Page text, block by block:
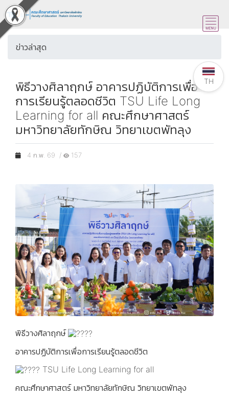
ข่าวล่าสุด
พิธีวางศิลาฤกษ์ อาคารปฏิบัติการเพื่อ
การเรียนรู้ตลอดชีวิต TSU Life Long
Learning for all คณะศึกษาศาสตร์
มหาวิทยาลัยทักษิณ วิทยาเขตพัทลุง
4 ก.พ. 69 / 157
พิธีวางศิลาฤกษ์
อาคารปฏิบัติการเพื่อการเรียนรู้ตลอดชีวิต
TSU Life Long Learning for all
คณะศึกษาศาสตร์ มหาวิทยาลัยทักษิณ วิทยาเขตพัทลุง
TH